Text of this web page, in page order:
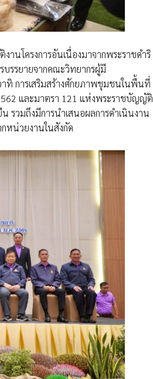
านโครงการอันเนื่องมาจากพระราชดำริ
รรยายจากคณะวิทยากรผู้มี
ทิ การเสริมสร้างศักยภาพชุมชนในพื้นที่
และมาตรา 121 แห่งพระราชบัญญัติ
รวมถึงมีการนำเสนอผลการดำเนินงาน
หน่วยงานในสังกัด